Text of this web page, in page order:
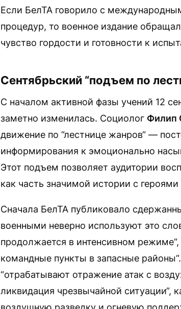
Если БелТА говорило с
процедур, то военное издание
чувство гордости и готовности к
Сентябрьский “подъем по
С началом активной фазы учений 12
заметно изменилась. Социолог Филип
движение по “лестнице жанров“ —
информирования к эмоционально
Этот подъем позволяет аудитории
как часть значимой истории с
Сначала БелТА публиковало
военными неверно используют это
продолжается в интенсивном
командные пункты в запасные
“отрабатывают отражение атак с
ликвидация чрезвычайной ситуации“,